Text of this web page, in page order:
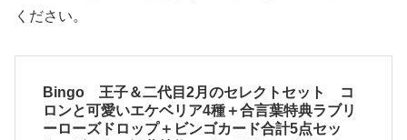
ください。
Bingo 王子＆二代目2月のセレクトセット コ
ロンと可愛いエケベリア4種＋合言葉特典ラブリ
ーローズドロップ＋ビンゴカード合計5点セッ